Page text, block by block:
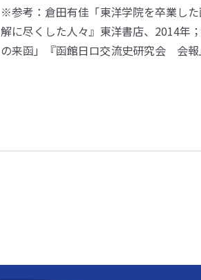
※参考：倉田有佳「東洋学院を卒業し
解に尽くした人々』東洋書店、2014年
の来函」『函館日ロ交流史研究会 会報